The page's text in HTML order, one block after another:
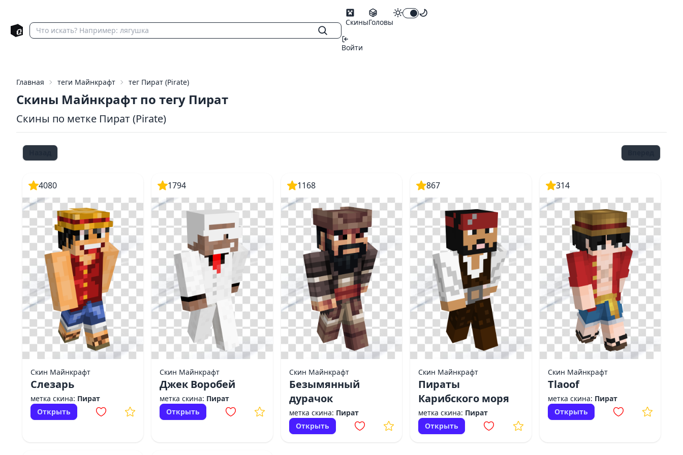
СкиныГоловы
Войти
Главная теги Майнкрафт тег Пират (Pirate)
Скины Майнкрафт по тегу Пират
Скины по метке Пират (Pirate)
4080
Скин Майнкрафт
Слезарь
метка скина: Пират
Открыть
1794
Скин Майнкрафт
Джек Воробей
метка скина: Пират
Открыть
1168
Скин Майнкрафт
Безымянный
дурачок
метка скина: Пират
Открыть
867
Скин Майнкрафт
Пираты
Карибского моря
метка скина: Пират
Открыть
314
Скин Майнкрафт
Tlaoof
метка скина: Пират
Открыть